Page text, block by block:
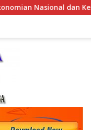
Menata Bangsa